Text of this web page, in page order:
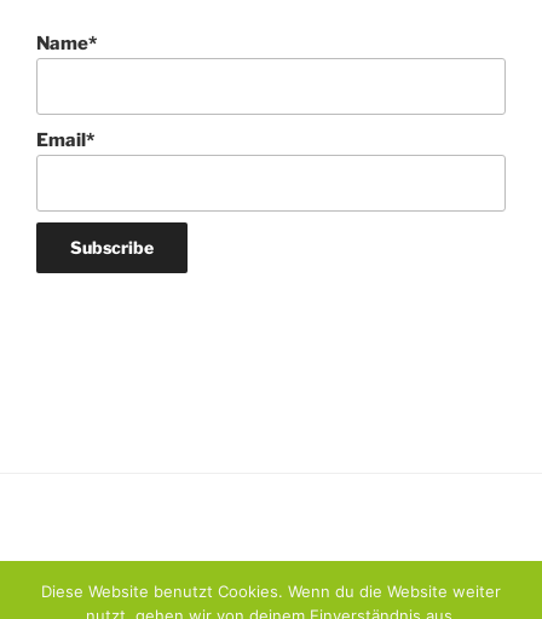
Name*
Email*
Diese Website benutzt Cookies. Wenn du die Website weiter